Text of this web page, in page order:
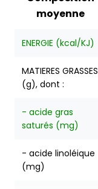
moyenne
ENERGIE (kcal/KJ)
MATIERES GRASSES
(g), dont :
- acide gras
saturés (mg)
- acide linoléique
(mg)